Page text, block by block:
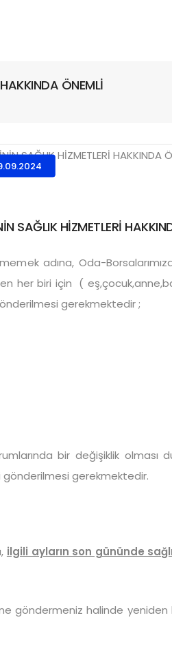
ÖNEMLİ
SAĞLIK HİZMETLERİ
adına, Oda-
her biri için (
gerekmektedir ;
bir değişiklik
gönderilmesi gerekmektedir.
ilgili ayların son gününde
göndermeniz halinde yeniden